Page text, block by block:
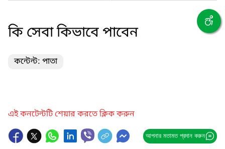
কি সেবা কিভাবে পাবেন
কন্টেন্ট: পাতা
এই কনটেন্টটি শেয়ার করতে ক্লিক করুন
আপনার মতামত প্রদান করুন